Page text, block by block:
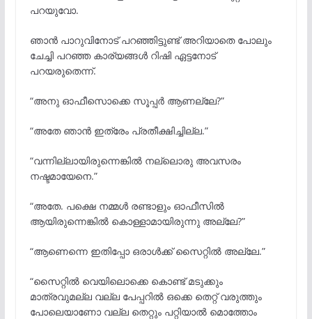
പറയുവോ.
ഞാൻ പാറുവിനോട് പറഞ്ഞിട്ടുണ്ട് അറിയാതെ പോലും
ചേച്ചി പറഞ്ഞ കാര്യങ്ങൾ റിഷി ഏട്ടനോട്
പറയരുതെന്ന്.
“അനു ഓഫീസൊക്കെ സൂപ്പർ ആണല്ലേ?”
“അതേ ഞാൻ ഇത്രേം പ്രതീക്ഷിച്ചില്ല.”
“വന്നില്ലായിരുന്നെങ്കിൽ നല്ലൊരു അവസരം
നഷ്ടമായേനെ.”
“അതേ. പക്ഷെ നമ്മൾ രണ്ടാളും ഓഫീസിൽ
ആയിരുന്നെങ്കിൽ കൊള്ളാമായിരുന്നു അല്ലേ?”
“ആണെന്നെ ഇതിപ്പോ ഒരാൾക്ക് സൈറ്റിൽ അല്ലേ.”
“സൈറ്റിൽ വെയിലൊക്കെ കൊണ്ട് മടുക്കും
മാത്രവുമല്ല വല്ല പേപ്പറിൽ ഒക്കെ തെറ്റ് വരുത്തും
പോലെയാണോ വല്ല തെറ്റും പറ്റിയാൽ മൊത്തോം